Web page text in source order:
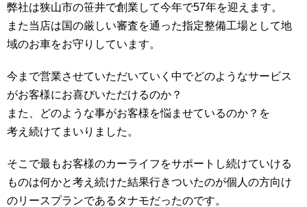
弊社は狭山市の笹井で創業して今年で57年を迎えます。
また当店は国の厳しい審査を通った指定整備工場として地
域のお車をお守りしています。
今まで営業させていただいていく中でどのようなサービス
がお客様にお喜びいただけるのか？
また、どのような事がお客様を悩ませているのか？を
考え続けてまいりました。
そこで最もお客様のカーライフをサポートし続けていける
ものは何かと考え続けた結果行きついたのが個人の方向け
のリースプランであるタナモだったのです。